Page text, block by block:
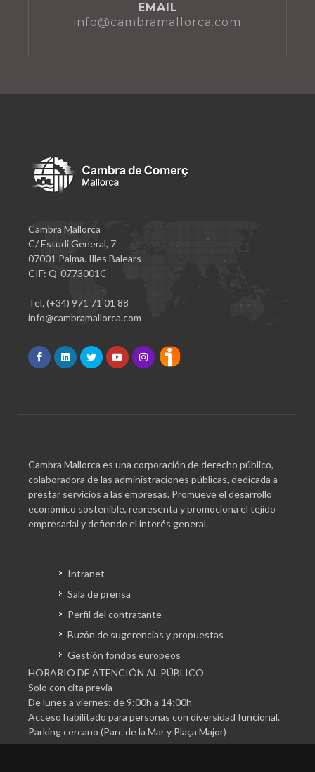
EMAIL
info@cambramallorca.com
Cambra Mallorca
C/ Estudi General, 7
07001 Palma. Illes Balears
CIF: Q-0773001C
Tel. (+34) 971 71 01 88
info@cambramallorca.com
Cambra Mallorca es una corporación de derecho público,
colaboradora de las administraciones públicas, dedicada a
prestar servicios a las empresas. Promueve el desarrollo
económico sostenible, representa y promociona el tejido
empresarial y defiende el interés general.
Intranet
Sala de prensa
Perfil del contratante
Buzón de sugerencias y propuestas
Gestión fondos europeos
HORARIO DE ATENCIÓN AL PÚBLICO
Solo con cita previa
De lunes a viernes: de 9:00h a 14:00h
Acceso habilitado para personas con diversidad funcional.
Parking cercano (Parc de la Mar y Plaça Major)